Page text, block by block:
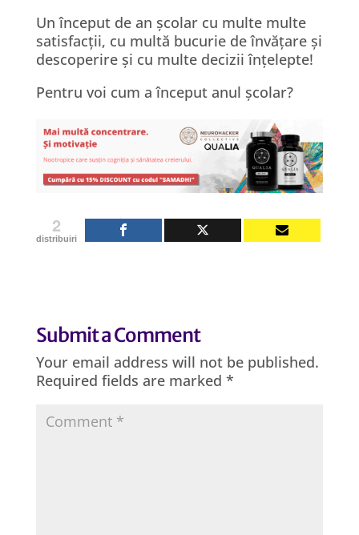
Unînceput de an școlar cu multe multe
satisfacții, cu multă bucurie deînvățare și
descoperire și cu multe deciziiînțelepte!
Pentru voi cum aînceput anul școlar?
2
distribuiri
Submit a Comment
Your email address will not be published.
Required fields are marked *